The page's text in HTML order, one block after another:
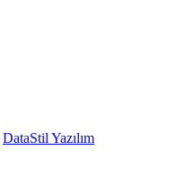
DataStil Yazılım